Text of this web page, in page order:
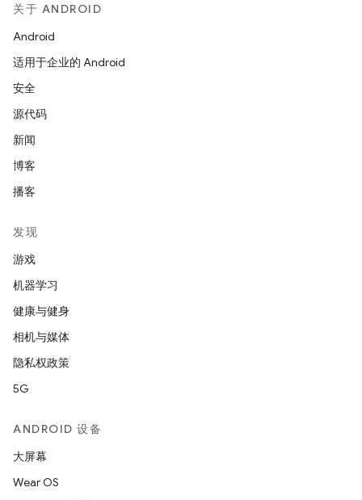
关于 ANDROID
Android
适用于企业的 Android
安全
源代码
新闻
博客
播客
发现
游戏
机器学习
健康与健身
相机与媒体
隐私权政策
5G
ANDROID 设备
大屏幕
Wear OS